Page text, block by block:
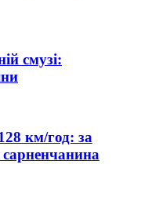
смузі:
км/год: за